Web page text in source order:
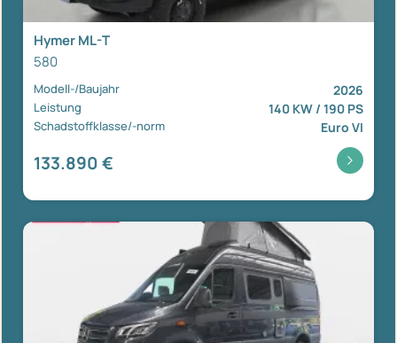
Hymer ML-T
580
Modell-/Baujahr 2026
Leistung 140 KW / 190 PS
Schadstoffklasse/-norm Euro VI
133.890 €